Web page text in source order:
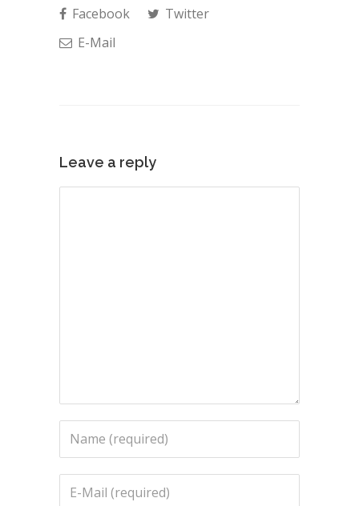
Facebook
Twitter
E-Mail
Leave a reply